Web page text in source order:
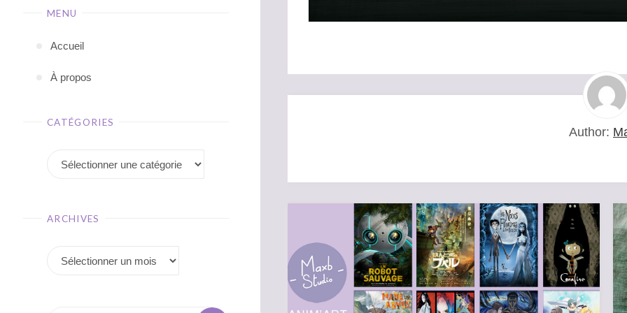
MENU
Accueil
À propos
CATÉGORIES
Catégories
ARCHIVES
Archives
Author: